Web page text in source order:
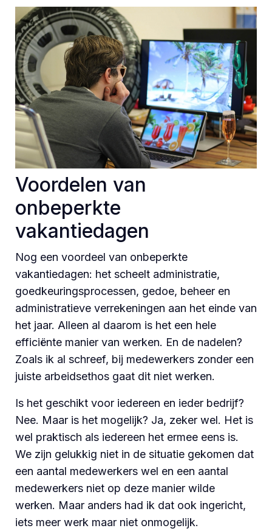
Voordelen van
onbeperkte
vakantiedagen
Nog een voordeel van onbeperkte
vakantiedagen: het scheelt administratie,
goedkeuringsprocessen, gedoe, beheer en
administratieve verrekeningen aan het einde van
het jaar. Alleen al daarom is het een hele
efficiënte manier van werken. En de nadelen?
Zoals ik al schreef, bij medewerkers zonder een
juiste arbeidsethos gaat dit niet werken.
Is het geschikt voor iedereen en ieder bedrijf?
Nee. Maar is het mogelijk? Ja, zeker wel. Het is
wel praktisch als iedereen het ermee eens is.
We zijn gelukkig niet in de situatie gekomen dat
een aantal medewerkers wel en een aantal
medewerkers niet op deze manier wilde
werken. Maar anders had ik dat ook ingericht,
iets meer werk maar niet onmogelijk.